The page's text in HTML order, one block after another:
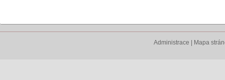
Administrace | Mapa